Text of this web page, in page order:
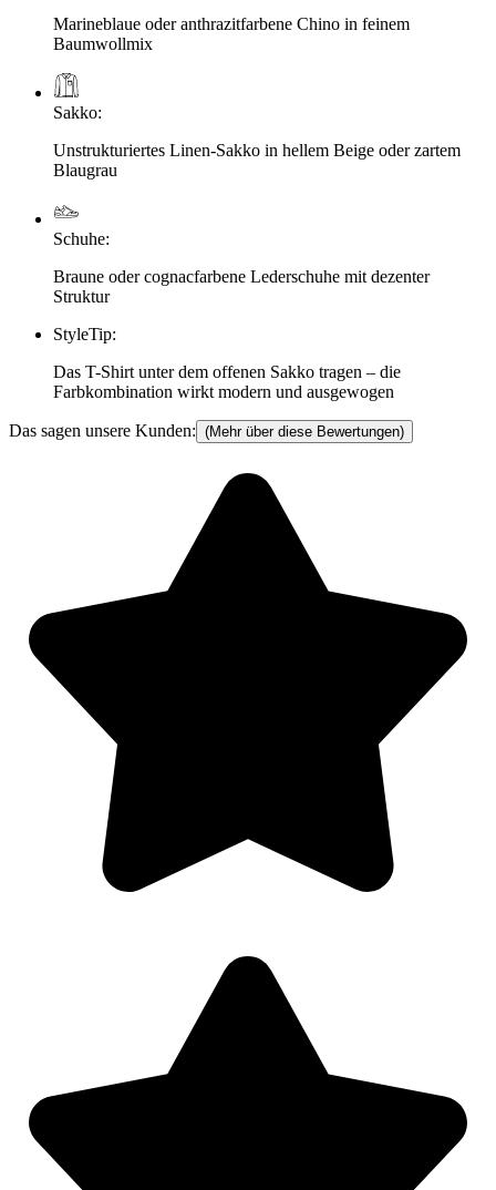
Marineblaue oder anthrazitfarbene Chino in feinem
Baumwollmix
Sakko:
Unstrukturiertes Linen-Sakko in hellem Beige oder zartem
Blaugrau
Schuhe:
Braune oder cognacfarbene Lederschuhe mit dezenter
Struktur
StyleTip:
Das T-Shirt unter dem offenen Sakko tragen – die
Farbkombination wirkt modern und ausgewogen
Das sagen unsere Kunden: (Mehr über diese Bewertungen)